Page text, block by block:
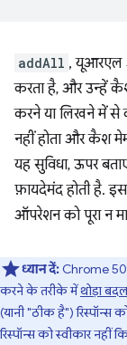
addAll , यूआरएल
करता है, और उन्हें
करने या लिखने में से
नहीं होता और कैश
यह सुविधा, ऊपर
फ़ायदेमंद होती है.
ऑपरेशन को पूरा न
ध्यान दें: Chrome
करने के तरीके मेंथोड़ा
(यानी "ठीक है") रिस्पॉन्स
रिस्पॉन्स को स्वीकार